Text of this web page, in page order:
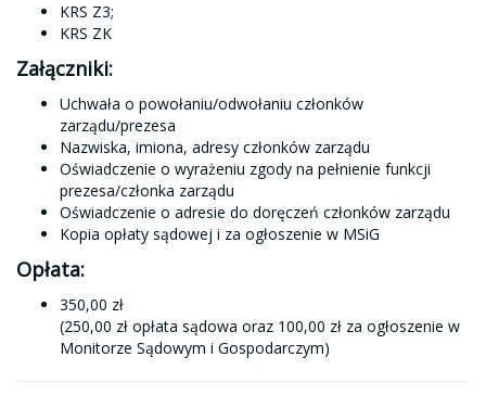
KRS Z3;
KRS ZK
Załączniki:
Uchwała o powołaniu/odwołaniu członków
zarządu/prezesa
Nazwiska, imiona, adresy członków zarządu
Oświadczenie o wyrażeniu zgody na pełnienie funkcji
prezesa/członka zarządu
Oświadczenie o adresie do doręczeń członków zarządu
Kopia opłaty sądowej i za ogłoszenie w MSiG
Opłata:
350,00 zł
(250,00 zł opłata sądowa oraz 100,00 zł za ogłoszenie w
Monitorze Sądowym i Gospodarczym)